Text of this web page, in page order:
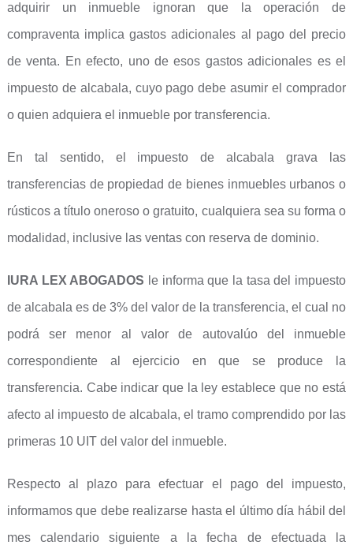
adquirir un inmueble ignoran que la operación de
compraventa implica gastos adicionales al pago del precio
de venta. En efecto, uno de esos gastos adicionales es el
impuesto de alcabala, cuyo pago debe asumir el comprador
o quien adquiera el inmueble por transferencia.
En tal sentido, el impuesto de alcabala grava las
transferencias de propiedad de bienes inmuebles urbanos o
rústicos a título oneroso o gratuito, cualquiera sea su forma o
modalidad, inclusive las ventas con reserva de dominio.
IURA LEX ABOGADOS le informa que la tasa del impuesto
de alcabala es de 3% del valor de la transferencia, el cual no
podrá ser menor al valor de autovalúo del inmueble
correspondiente al ejercicio en que se produce la
transferencia. Cabe indicar que la ley establece que no está
afecto al impuesto de alcabala, el tramo comprendido por las
primeras 10 UIT del valor del inmueble.
Respecto al plazo para efectuar el pago del impuesto,
informamos que debe realizarse hasta el último día hábil del
mes calendario siguiente a la fecha de efectuada la